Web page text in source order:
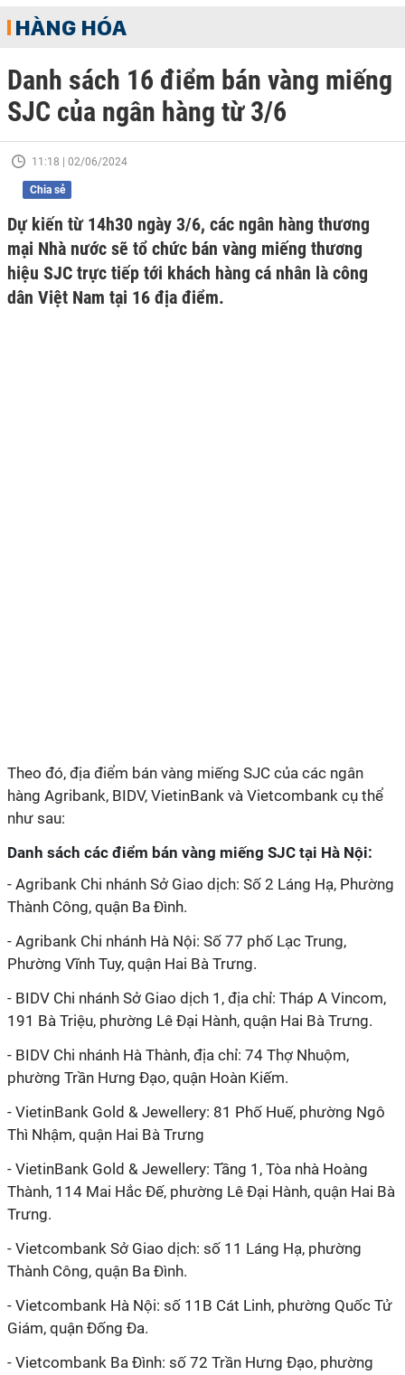
HÀNG HÓA
Danh sách 16 điểm bán vàng miếng
SJC của ngân hàng từ 3/6
11:18 | 02/06/2024
Chia sẻ
Dự kiến từ 14h30 ngày 3/6, các ngân hàng thương
mại Nhà nước sẽ tổ chức bán vàng miếng thương
hiệu SJC trực tiếp tới khách hàng cá nhân là công
dân Việt Nam tại 16 địa điểm.
Theo đó, địa điểm bán vàng miếng SJC của các ngân
hàng Agribank, BIDV, VietinBank và Vietcombank cụ thể
như sau:
Danh sách các điểm bán vàng miếng SJC tại Hà Nội:
- Agribank Chi nhánh Sở Giao dịch: Số 2 Láng Hạ, Phường
Thành Công, quận Ba Đình.
- Agribank Chi nhánh Hà Nội: Số 77 phố Lạc Trung,
Phường Vĩnh Tuy, quận Hai Bà Trưng.
- BIDV Chi nhánh Sở Giao dịch 1, địa chỉ: Tháp A Vincom,
191 Bà Triệu, phường Lê Đại Hành, quận Hai Bà Trưng.
- BIDV Chi nhánh Hà Thành, địa chỉ: 74 Thợ Nhuộm,
phường Trần Hưng Đạo, quận Hoàn Kiếm.
- VietinBank Gold & Jewellery: 81 Phố Huế, phường Ngô
Thì Nhậm, quận Hai Bà Trưng
- VietinBank Gold & Jewellery: Tầng 1, Tòa nhà Hoàng
Thành, 114 Mai Hắc Đế, phường Lê Đại Hành, quận Hai Bà
Trưng.
- Vietcombank Sở Giao dịch: số 11 Láng Hạ, phường
Thành Công, quận Ba Đình.
- Vietcombank Hà Nội: số 11B Cát Linh, phường Quốc Tử
Giám, quận Đống Đa.
- Vietcombank Ba Đình: số 72 Trần Hưng Đạo, phường